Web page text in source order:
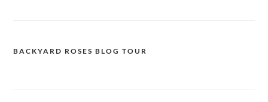
BACKYARD ROSES BLOG TOUR